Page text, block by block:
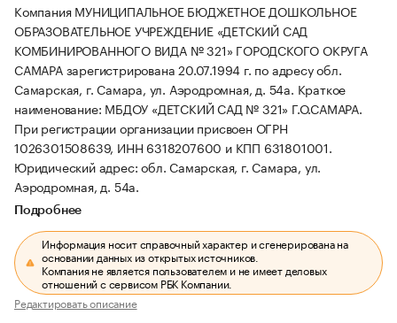
Компания МУНИЦИПАЛЬНОЕ БЮДЖЕТНОЕ ДОШКОЛЬНОЕ
ОБРАЗОВАТЕЛЬНОЕ УЧРЕЖДЕНИЕ «ДЕТСКИЙ САД
КОМБИНИРОВАННОГО ВИДА № 321» ГОРОДСКОГО ОКРУГА
САМАРА зарегистрирована 20.07.1994 г. по адресу обл.
Самарская, г. Самара, ул. Аэродромная, д. 54а. Краткое
наименование: МБДОУ «ДЕТСКИЙ САД № 321» Г.О.САМАРА.
При регистрации организации присвоен ОГРН
1026301508639, ИНН 6318207600 и КПП 631801001.
Юридический адрес: обл. Самарская, г. Самара, ул.
Аэродромная, д. 54а.
Подробнее
Информация носит справочный характер и сгенерирована на
основании данных из открытых источников.
Компания не является пользователем и не имеет деловых
отношений с сервисом РБК Компании.
Редактировать описание